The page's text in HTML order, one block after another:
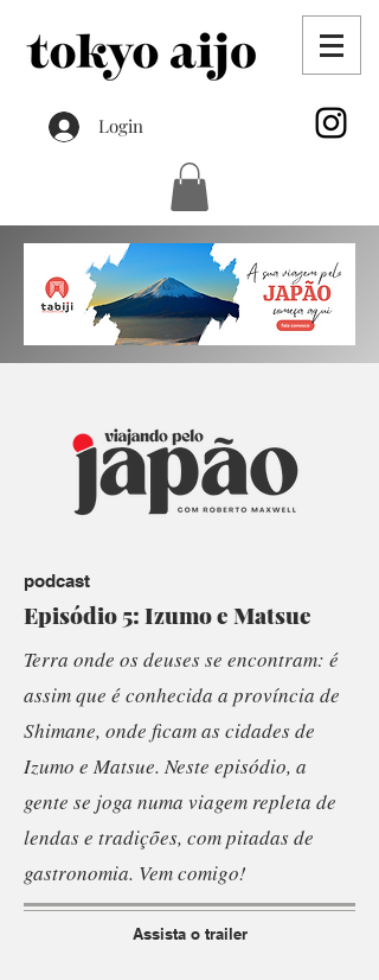
Login
podcast
Episódio 5: Izumo e Matsue
Terra onde os deuses se encontram: é
assim que é conhecida a província de
Shimane, onde ficam as cidades de
Izumo e Matsue. Neste episódio, a
gente se joga numa viagem repleta de
lendas e tradições, com pitadas de
gastronomia. Vem comigo!
Assista o trailer